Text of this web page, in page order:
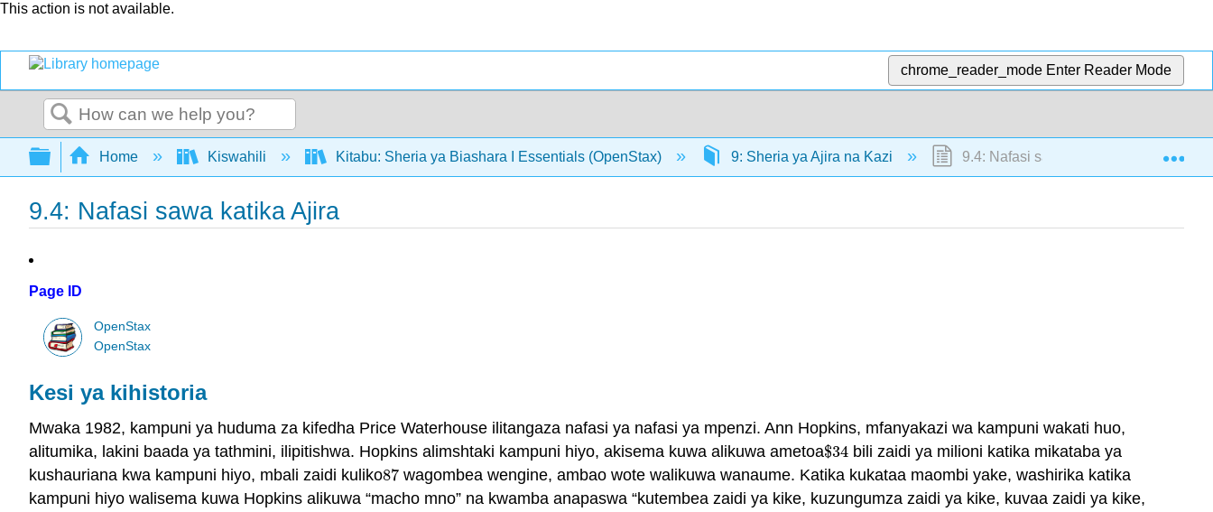
This action is not available.
chrome_reader_mode Enter Reader Mode
Search
Expand/collapse global hierarchy
Home Kiswahili Kitabu: Sheria ya Biashara I Essentials (OpenStax) 9: Sheria ya Ajira na Kazi 9.4: Nafasi sawa katika Ajira
9.4: Nafasi sawa katika Ajira
Page ID
OpenStax
OpenStax
Kesi ya kihistoria
Mwaka 1982, kampuni ya huduma za kifedha Price Waterhouse ilitangaza nafasi ya nafasi ya mpenzi. Ann Hopkins, mfanyakazi wa kampuni wakati huo,
alitumika, lakini baada ya tathmini, ilipitishwa. Hopkins alimshtaki kampuni hiyo, akisema kuwa alikuwa ametoa$34
$34bili zaidi ya milioni katika mikataba ya
kushauriana kwa kampuni hiyo, mbali zaidi kuliko87
87 wagombea wengine, ambao wote walikuwa wanaume. Katika kukataa maombi yake, washirika katika
kampuni hiyo walisema kuwa Hopkins alikuwa “macho mno” na kwamba anapaswa “kutembea zaidi ya kike, kuzungumza zaidi ya kike, kuvaa zaidi ya kike,